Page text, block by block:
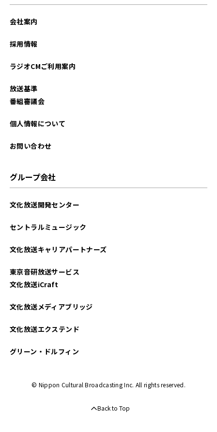
会社案内
採用情報
ラジオCMご利用案内
放送基準
番組審議会
個人情報について
お問い合わせ
グループ会社
文化放送開発センター
セントラルミュージック
文化放送キャリアパートナーズ
東京音研放送サービス
文化放送iCraft
文化放送メディアブリッジ
文化放送エクステンド
グリーン・ドルフィン
© Nippon Cultural Broadcasting Inc. All rights reserved.
Back to Top